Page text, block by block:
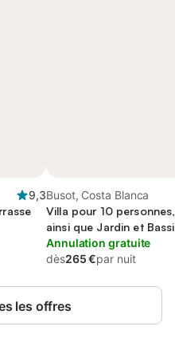
9,3Busot, Costa Blanca
Villa pour 10
ainsi que Jardin et
Annulation gratuite
dès265 €par nuit
les offres